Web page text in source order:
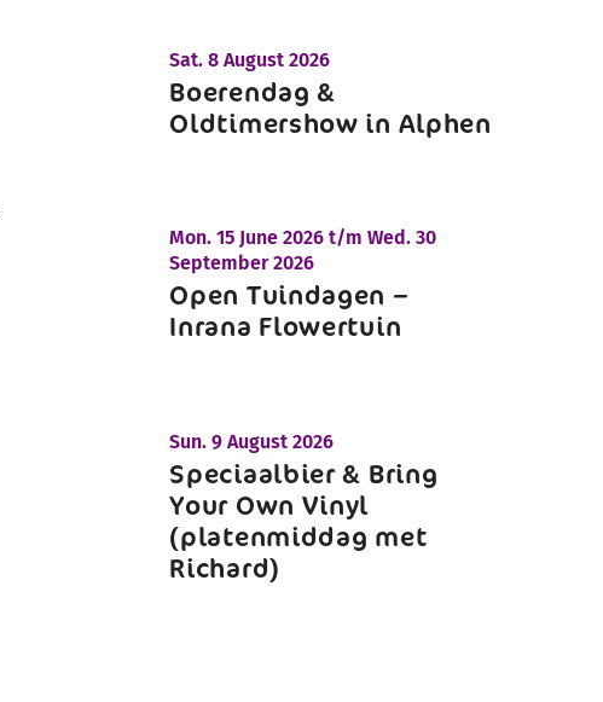
Sat. 8 August 2026
Boerendag &
Oldtimershow in Alphen
Mon. 15 June 2026 t/mWed. 30
September 2026
Open Tuindagen –
Inrana Flowertuin
Sun. 9 August 2026
Speciaalbier & Bring
Your Own Vinyl
(platenmiddag met
Richard)